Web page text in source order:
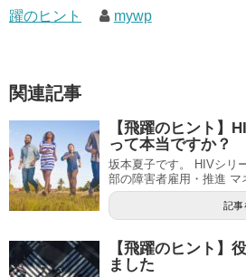
躍のヒント
mywp
関連記事
【飛躍のヒント】
って本当ですか？
坂本夏子です。 HIVシリ
部の障害者雇用・推進 マ
記事
【飛躍のヒント】
ました